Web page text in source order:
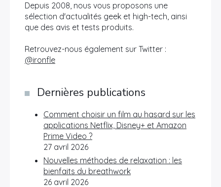
Depuis 2008, nous vous proposons une
sélection d'actualités geek et high-tech, ainsi
que des avis et tests produits.
Retrouvez-nous également sur Twitter :
@ironfle
Dernières publications
Comment choisir un film au hasard sur les
applications Netflix, Disney+ et Amazon
Prime Video ?
27 avril 2026
Nouvelles méthodes de relaxation : les
bienfaits du breathwork
26 avril 2026